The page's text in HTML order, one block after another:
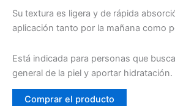
era:
78€.
es:
39€.
Su textura es ligera y de rápida
aplicación tanto por la mañana como
Está indicada para personas que
general de la piel y aportar hidratación.
Comprar el producto